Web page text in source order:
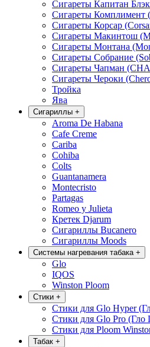
Сигареты Капитан
Сигареты Комплимент
Сигареты Корсар
Сигареты Макинтош
Сигареты Монтана
Сигареты Собрание
Сигареты Чапман
Сигареты Чероки
Тройка
Ява
Сигариллы +
Aroma De Habana
Cafe Creme
Cariba
Cohiba
Colts
Guantanamera
Montecristo
Partagas
Romeo y Julieta
Кретек Djarum
Сигариллы Bucanero
Сигариллы Moods
Системы нагревания табака +
Glo
IQOS
Winston Ploom
Стики +
Стики для Glo Hyper
Стики для Glo Pro (Гло
Стики для Ploom
Табак +